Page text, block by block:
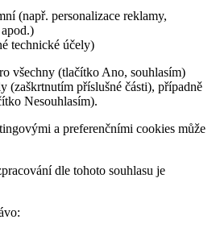
(např. personalizace reklamy,
technické účely)
všechny (tlačítko Ano, souhlasím)
(zaškrtnutím příslušné části), případně
Nesouhlasím).
a preferenčními cookies může
dle tohoto souhlasu je